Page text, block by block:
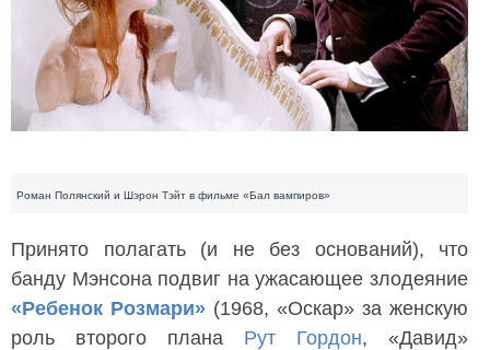
Роман Полянский и Шэрон Тэйт в фильме «Бал вампиров»
Принято полагать (и не без оснований), что
банду Мэнсона подвиг на ужасающее злодеяние
«Ребенок Розмари» (1968, «Оскар» за женскую
роль второго плана Рут Гордон, «Давид»